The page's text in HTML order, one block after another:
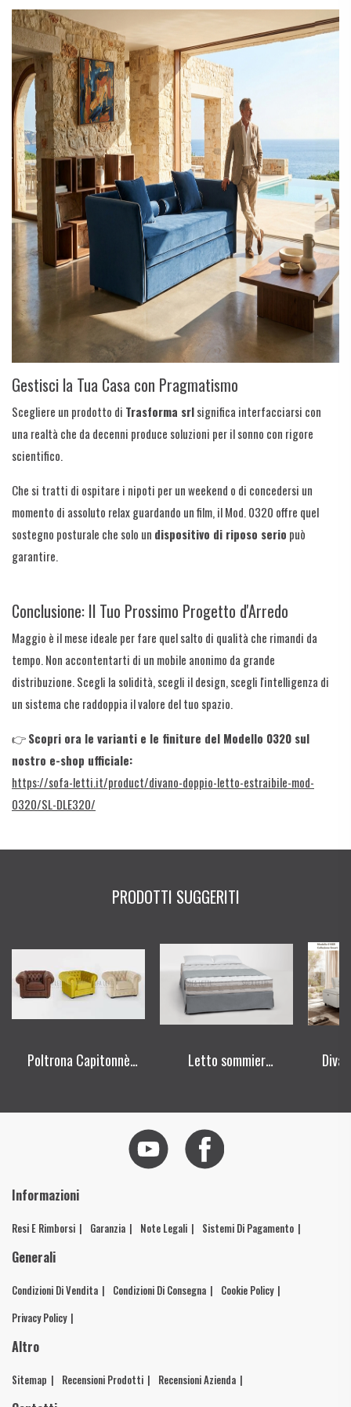
Gestisci la Tua Casa con Pragmatismo
Scegliere un prodotto di Trasforma srlsignifica interfacciarsi con
una realtà che da decenni produce soluzioni per il sonno con rigore
scientifico.
Che si tratti di ospitare i nipoti per un weekend o di concedersi un
momento di assoluto relax guardando un film, il Mod. 0320 offre quel
sostegno posturale che solo un dispositivo di riposo serio può
garantire.
Conclusione: Il Tuo Prossimo Progetto d'Arredo
Maggio è il mese ideale per fare quel salto di qualità che rimandi da
tempo. Non accontentarti di un mobile anonimo da grande
distribuzione. Scegli la solidità, scegli il design, scegli l'intelligenza di
un sistema che raddoppia il valore del tuo spazio.
👉Scopri ora le varianti e le finiture del Modello 0320 sul
nostro e-shop ufficiale:
https://sofa-letti.it/product/divano-doppio-letto-estraibile-mod-
0320/SL-DLE320/
PRODOTTI SUGGERITI
Poltrona Capitonnè
Letto sommier
Informazioni
Resi E Rimborsi Garanzia Note Legali Sistemi Di Pagamento
Generali
Condizioni Di Vendita Condizioni Di Consegna
Cookie Policy
Privacy Policy
Altro
Sitemap Recensioni Prodotti Recensioni Azienda